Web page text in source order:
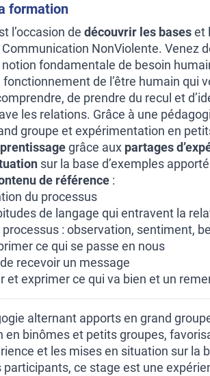
formation
l’occasion de découvrir les baseset
Communication NonViolente. Venez
fondamentale de besoin
de l’être humain qui
de prendre du recul et
les relations. Grâce à une
groupe et expérimentation en
grâce aux partages
sur la base d’exemples
de référence :
du processus
de langage qui entravent la
: observation, sentiment,
ce qui se passe en nous
recevoir un message
et exprimer ce qui va bien et un
alternant apports en grand
en binômes et petits groupes,
et les mises en situation sur la
participants, ce stage est une